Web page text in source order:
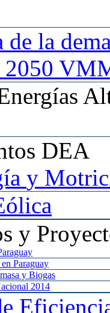
de la
2050
DEA
y
y
Paraguay
y Biogas
2014